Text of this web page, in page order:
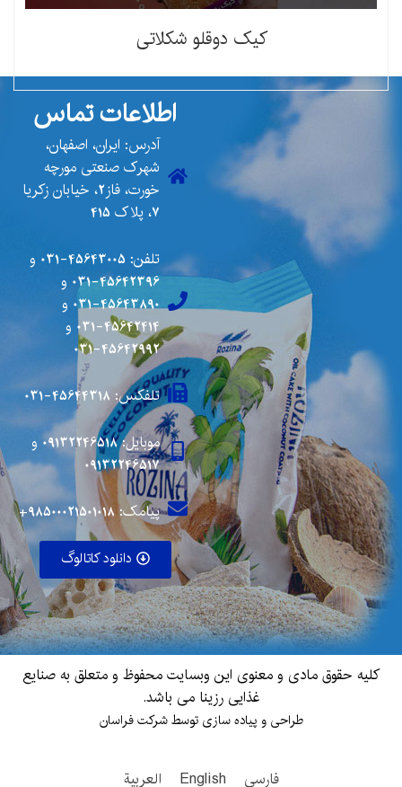
کیک دوقلو شکلاتی
اطلاعات تماس
آدرس: ایران، اصفهان،
شهرک صنعتی مورچه
خورت، فاز2، خیابان زکریا
7، پلاک 415
تلفن: 45643005-031
و
45642396-031
و
45643890-031
و
45642414-031
و
45642992-031
تلفکس: 45644318-031
موبایل:09132246518 و
09132246517
پیامک: 98500021501018+
دانلود کاتالوگ
کلیه حقوق مادی و معنوی این وبسایت محفوظ و متعلق به صنایع
غذایی رزینا می باشد.
طراحی و پیاده سازی توسط شرکت فراسان
فارسی English العربية